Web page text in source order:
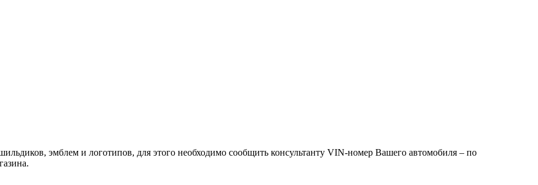
эмблем и логотипов, для этого необходимо сообщить консультанту VIN-номер Вашего автомобиля – по